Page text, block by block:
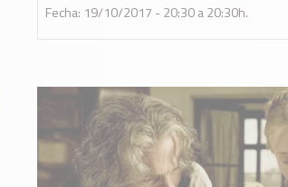
Fecha: 19/10/2017 - 20:30 a 20:30h.